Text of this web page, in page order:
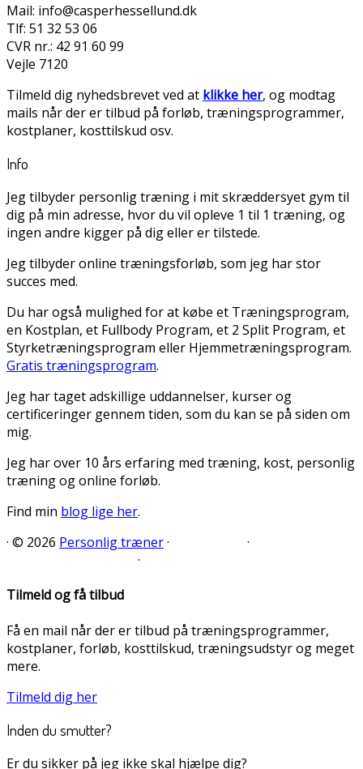
Mail: info@casperhessellund.dk
Tlf: 51 32 53 06
CVR nr.: 42 91 60 99
Vejle 7120
Tilmeld dig nyhedsbrevet ved at klikke her, og modtag
mails når der er tilbud på forløb, træningsprogrammer,
kostplaner, kosttilskud osv.
Info
Jeg tilbyder personlig træning i mit skræddersyet gym til
dig på min adresse, hvor du vil opleve 1 til 1 træning, og
ingen andre kigger på dig eller er tilstede.
Jeg tilbyder online træningsforløb, som jeg har stor
succes med.
Du har også mulighed for at købe et Træningsprogram,
en Kostplan, et Fullbody Program, et 2 Split Program, et
Styrketræningsprogram eller Hjemmetræningsprogram.
Gratis træningsprogram.
Jeg har taget adskillige uddannelser, kurser og
certificeringer gennem tiden, som du kan se på siden om
mig.
Jeg har over 10 års erfaring med træning, kost, personlig
træning og online forløb.
Find min blog lige her.
· © 2026 Personlig træner·
·
·
Tilmeld og få tilbud
Få en mail når der er tilbud på træningsprogrammer,
kostplaner, forløb, kosttilskud, træningsudstyr og meget
mere.
Tilmeld dig her
Inden du smutter?
Er du sikker på jeg ikke skal hjælpe dig?